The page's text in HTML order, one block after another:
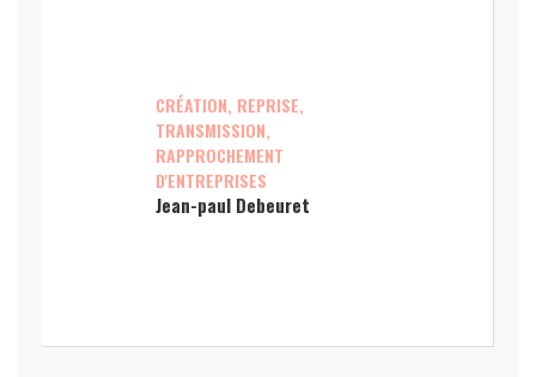
CRÉATION, REPRISE,
TRANSMISSION,
RAPPROCHEMENT
D'ENTREPRISES
Jean-paul Debeuret